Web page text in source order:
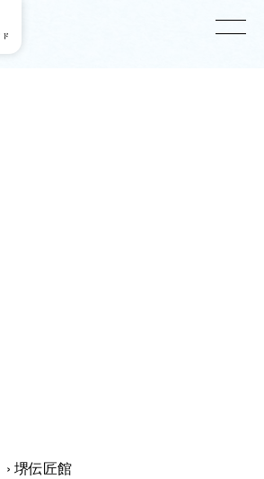
› 堺伝匠館